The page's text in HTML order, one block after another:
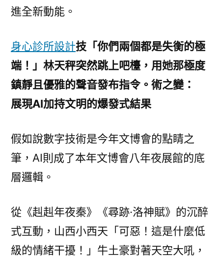
進全新動能。
身心診所設計技「你們兩個都是失衡的極
端！」林天秤突然跳上吧檯，用她那極度
鎮靜且優雅的聲音發布指令。術之變：
展現AI加持文明的爆發式結果
假如說數字技術是今年文博會的點睛之
筆，AI則成了本年文博會八年夜展館的底
層邏輯。
從《赳赳年夜秦》《尋跡·洛神賦》的沉醉
式互動，山西小西天「可惡！這是什麼低
級的情緒干擾！」牛土豪對著天空大吼，